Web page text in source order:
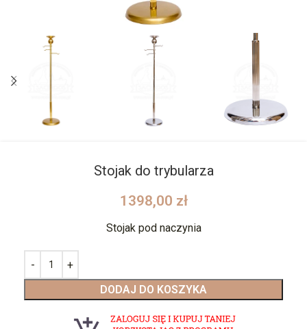
Stojak do trybularza
1398,00 zł
Stojak pod naczynia
DODAJ DO KOSZYKA